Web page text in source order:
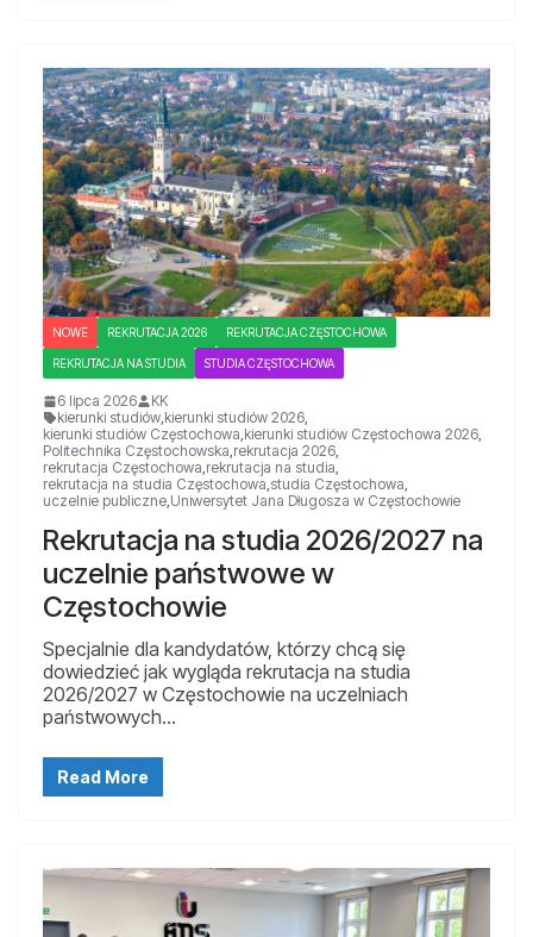
NOWE REKRUTACJA 2026 REKRUTACJA CZĘSTOCHOWA
REKRUTACJA NA STUDIA STUDIA CZĘSTOCHOWA
6 lipca 2026
KK
kierunki studiów kierunki studiów 2026
kierunki studiów Częstochowa kierunki studiów Częstochowa 2026
Politechnika Częstochowska rekrutacja 2026
rekrutacja Częstochowa rekrutacja na studia
rekrutacja na studia Częstochowa studia Częstochowa
uczelnie publiczne Uniwersytet Jana Długosza w Częstochowie
Rekrutacja na studia 2026/2027 na
uczelnie państwowe w
Częstochowie
Specjalnie dla kandydatów, którzy chcą się
dowiedzieć jak wygląda rekrutacja na studia
2026/2027 w Częstochowie na uczelniach
państwowych…
Read More